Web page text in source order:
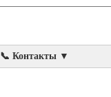
📞 Контакты ▼